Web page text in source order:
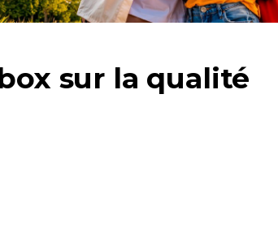
sur la qualité